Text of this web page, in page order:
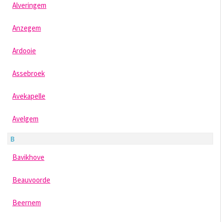
Alveringem
Anzegem
Ardooie
Assebroek
Avekapelle
Avelgem
B
Bavikhove
Beauvoorde
Beernem